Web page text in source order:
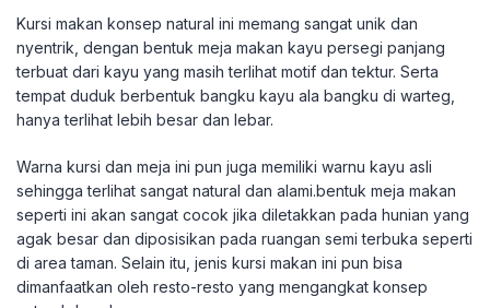
Kursi makan konsep natural ini memang sangat unik dan
nyentrik, dengan bentuk meja makan kayu persegi panjang
terbuat dari kayu yang masih terlihat motif dan tektur. Serta
tempat duduk berbentuk bangku kayu ala bangku di warteg,
hanya terlihat lebih besar dan lebar.
Warna kursi dan meja ini pun juga memiliki warnu kayu asli
sehingga terlihat sangat natural dan alami.bentuk meja makan
seperti ini akan sangat cocok jika diletakkan pada hunian yang
agak besar dan diposisikan pada ruangan semi terbuka seperti
di area taman. Selain itu, jenis kursi makan ini pun bisa
dimanfaatkan oleh resto-resto yang mengangkat konsep